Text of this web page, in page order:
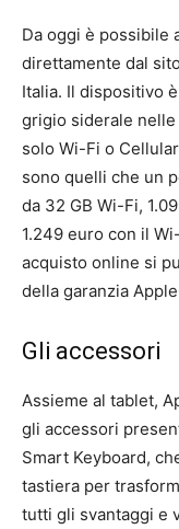
Da oggi è possibile
direttamente dal
Italia. Il dispositivo
grigio siderale nelle
solo Wi-Fi o
sono quelli che un
da 32 GB Wi-Fi,
1.249 euro con il
acquisto online si
della garanzia
Gli accessori
Assieme al tablet,
gli accessori
Smart Keyboard,
tastiera per
tutti gli svantaggi e